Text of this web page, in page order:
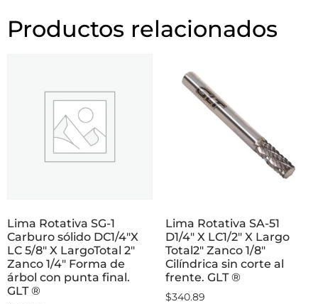
Productos relacionados
Lima Rotativa SG-1
Carburo sólido DC1/4″X
LC 5/8″ X LargoTotal 2″
Zanco 1/4″ Forma de
árbol con punta final.
GLT ®
Lima Rotativa SA-51
D1/4″ X LC1/2″ X Largo
Total2″ Zanco 1/8″
Cilíndrica sin corte al
frente. GLT ®
$340.89